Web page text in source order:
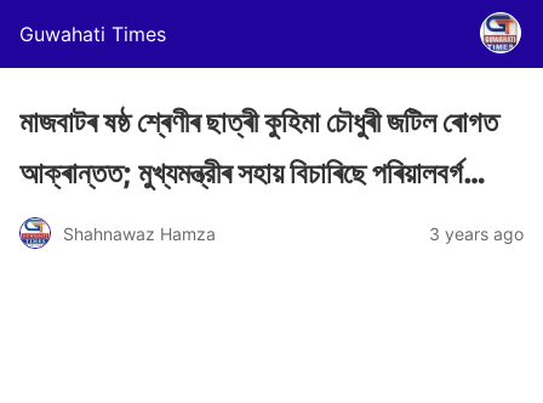
Guwahati Times
মাজবাটৰ ষষ্ঠ শ্ৰেণীৰ ছাত্ৰী কুহিমা চৌধুৰী জটিল ৰোগত
আক্ৰান্তত; মুখ্যমন্ত্রীৰ সহায় বিচাৰিছে পৰিয়ালবৰ্গ…
Shahnawaz Hamza 3 years ago